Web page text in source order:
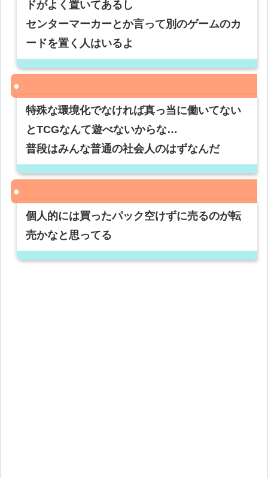
ドがよく置いてあるし
センターマーカーとか言って別のゲームのカ
ードを置く人はいるよ
特殊な環境化でなければ真っ当に働いてない
とTCGなんて遊べないからな…
普段はみんな普通の社会人のはずなんだ
個人的には買ったパック空けずに売るのが転
売かなと思ってる